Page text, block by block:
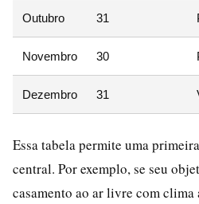
Outubro 31
Novembro 30
Dezembro 31
Essa tabela permite uma
central. Por exemplo, se seu
casamento ao ar livre com